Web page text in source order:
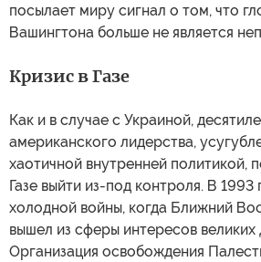
посылает миру сигнал о том, что
Вашингтона больше не является
Кризис в Газе
Как и в случае с Украиной,
американского лидерства,
хаотичной внутренней политикой,
Газе выйти из-под контроля. В 1993
холодной войны, когда Ближний
вышел из сферы интересов
Организация освобождения